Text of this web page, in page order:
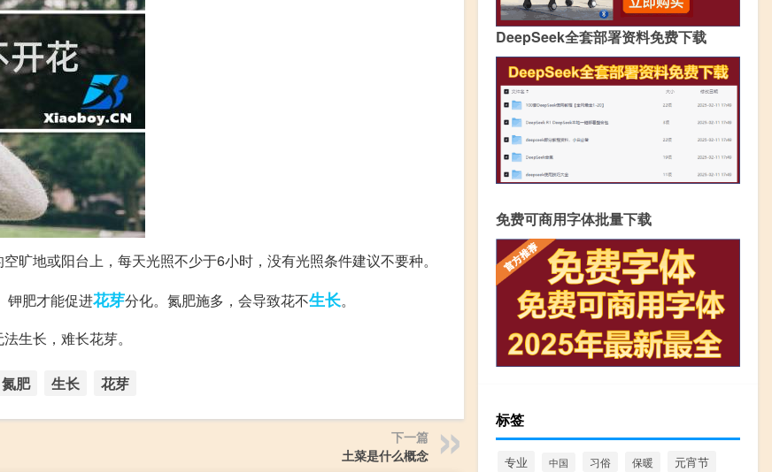
旷地或阳台上，每天光照不少于6小时，没有光照条件建议不要种。
钾肥才能促进花芽分化。氮肥施多，会导致花不生长。
生长，难长花芽。
氮肥 生长 花芽
下一篇
土菜是什么概念
DeepSeek全套部署资料免费下载
免费可商用字体批量下载
标签
专业 中国 习俗 保暖 元宵节